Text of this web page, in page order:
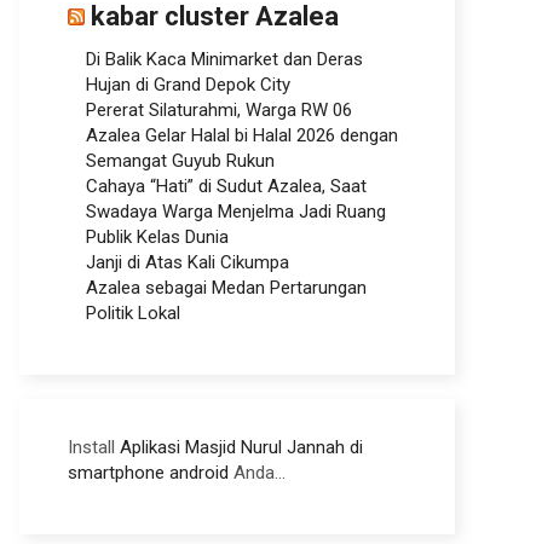
kabar cluster Azalea
Di Balik Kaca Minimarket dan Deras
Hujan di Grand Depok City
Pererat Silaturahmi, Warga RW 06
Azalea Gelar Halal bi Halal 2026 dengan
Semangat Guyub Rukun
Cahaya “Hati” di Sudut Azalea, Saat
Swadaya Warga Menjelma Jadi Ruang
Publik Kelas Dunia
Janji di Atas Kali Cikumpa
Azalea sebagai Medan Pertarungan
Politik Lokal
Install Aplikasi Masjid Nurul Jannah di
smartphone android Anda...